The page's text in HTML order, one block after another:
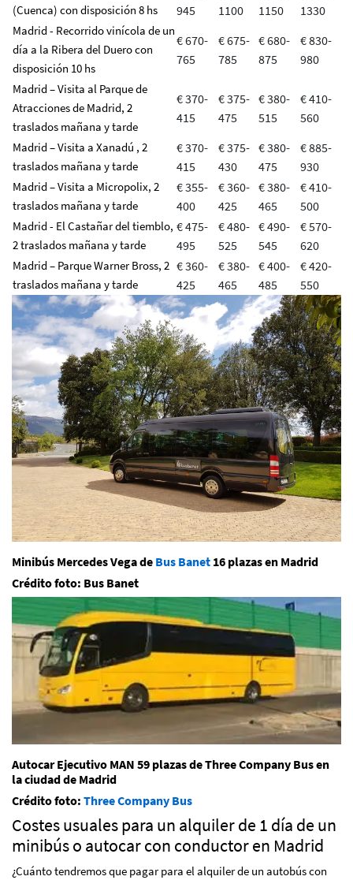
(Cuenca) con disposición 8 hs
945
1100
1150
1330
Madrid - Recorrido vinícola de un
día a la Ribera del Duero con
disposición 10 hs
€ 670-
765
€ 675-
785
€ 680-
875
€ 830-
980
Madrid – Visita al Parque de
Atracciones de Madrid, 2
traslados mañana y tarde
€ 370-
415
€ 375-
475
€ 380-
515
€ 410-
560
Madrid – Visita a Xanadú , 2
traslados mañana y tarde
€ 370-
415
€ 375-
430
€ 380-
475
€ 885-
930
Madrid – Visita a Micropolix, 2
traslados mañana y tarde
€ 355-
400
€ 360-
425
€ 380-
465
€ 410-
500
Madrid - El Castañar del tiemblo,
2 traslados mañana y tarde
€ 475-
495
€ 480-
525
€ 490-
545
€ 570-
620
Madrid – Parque Warner Bross, 2
traslados mañana y tarde
€ 360-
425
€ 380-
465
€ 400-
485
€ 420-
550
Minibús Mercedes Vega de Bus Banet 16 plazas en Madrid
Crédito foto: Bus Banet
Autocar Ejecutivo MAN 59 plazas de Three Company Bus en
la ciudad de Madrid
Crédito foto: Three Company Bus
Costes usuales para un alquiler de 1 día de un
minibús o autocar con conductor en Madrid
¿Cuánto tendremos que pagar para el alquiler de un autobús con